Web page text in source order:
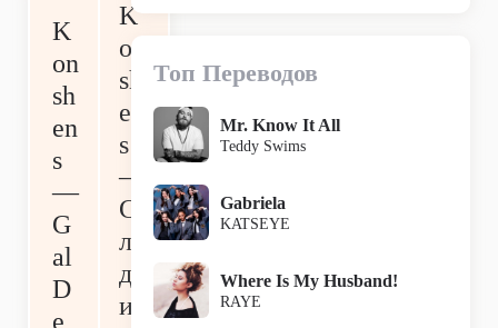
K
on
sh
en
s
—
G
al
D
e
K
on
sh
en
s
—
С
ла
дк
ие
Топ Переводов
Mr. Know It All
Teddy Swims
Gabriela
KATSEYE
Where Is My Husband!
RAYE